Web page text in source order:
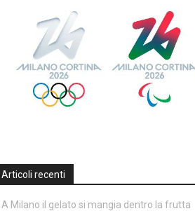
Articoli recenti
A Milano il gelato si mangia dentro la frutta